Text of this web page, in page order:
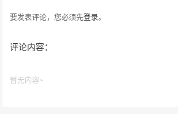
要发表评论，您必须先登录。
评论内容：
暂无内容~